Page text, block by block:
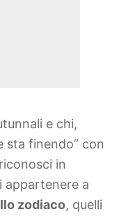
e chi,
sta finendo” con
in
appartenere a
zodiaco, quelli